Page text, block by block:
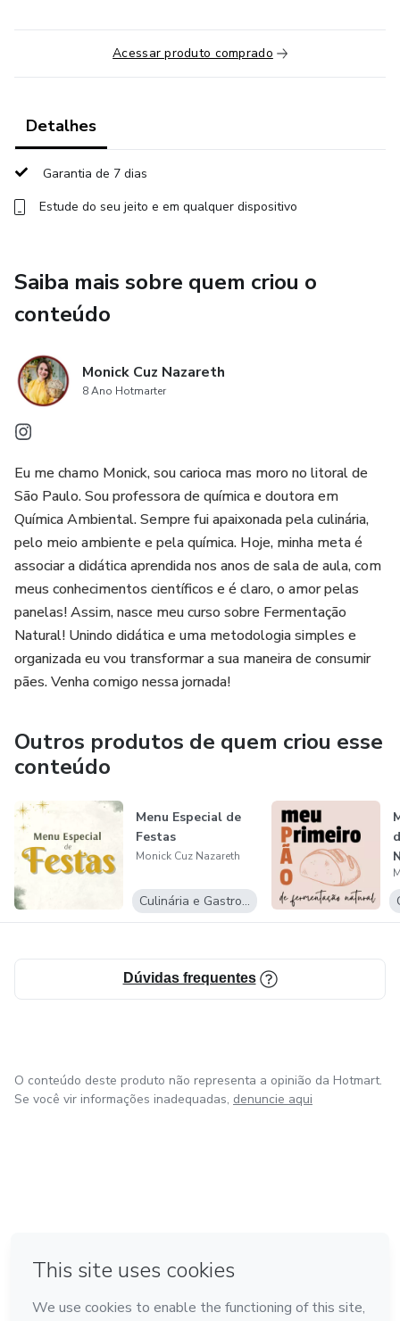
Acessar produto comprado
Detalhes
Garantia de 7 dias
Estude do seu jeito e em qualquer dispositivo
Saiba mais sobre quem criou o
conteúdo
Monick Cuz Nazareth
8 Ano Hotmarter
Eu me chamo Monick, sou carioca mas moro no litoral de
São Paulo. Sou professora de química e doutora em
Química Ambiental. Sempre fui apaixonada pela culinária,
pelo meio ambiente e pela química. Hoje, minha meta é
associar a didática aprendida nos anos de sala de aula, com
meus conhecimentos científicos e é claro, o amor pelas
panelas! Assim, nasce meu curso sobre Fermentação
Natural! Unindo didática e uma metodologia simples e
organizada eu vou transformar a sua maneira de consumir
pães. Venha comigo nessa jornada!
Outros produtos de quem criou esse
conteúdo
Menu Especial de
Festas
Monick Cuz Nazareth
Culinária e Gastronomia
Dúvidas frequentes
O conteúdo deste produto não representa a opinião da Hotmart.
Se você vir informações inadequadas, denuncie aqui
Feito com ❤ em Bogotá